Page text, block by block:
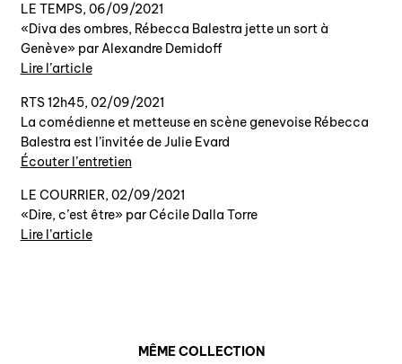
LE TEMPS, 06/09/2021
«Diva des ombres, Rébecca Balestra jette un sort à
Genève» par Alexandre Demidoff
Lire l’article
RTS 12h45, 02/09/2021
La comédienne et metteuse en scène genevoise Rébecca
Balestra est l’invitée de Julie Evard
Écouter l’entretien
LE COURRIER, 02/09/2021
«Dire, c’est être» par Cécile Dalla Torre
Lire l’article
MÊME COLLECTION